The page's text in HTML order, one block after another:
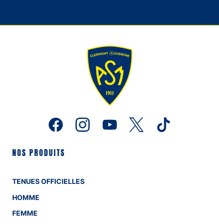
NOS PRODUITS
TENUES OFFICIELLES
HOMME
FEMME